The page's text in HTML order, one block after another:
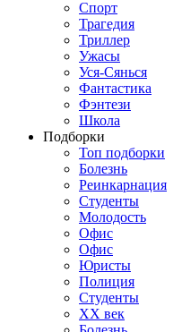
Спорт
Трагедия
Триллер
Ужасы
Уся-Сянься
Фантастика
Фэнтези
Школа
Подборки
Топ подборки
Болезнь
Реинкарнация
Студенты
Молодость
Офис
Офис
Юристы
Полиция
Студенты
ХХ век